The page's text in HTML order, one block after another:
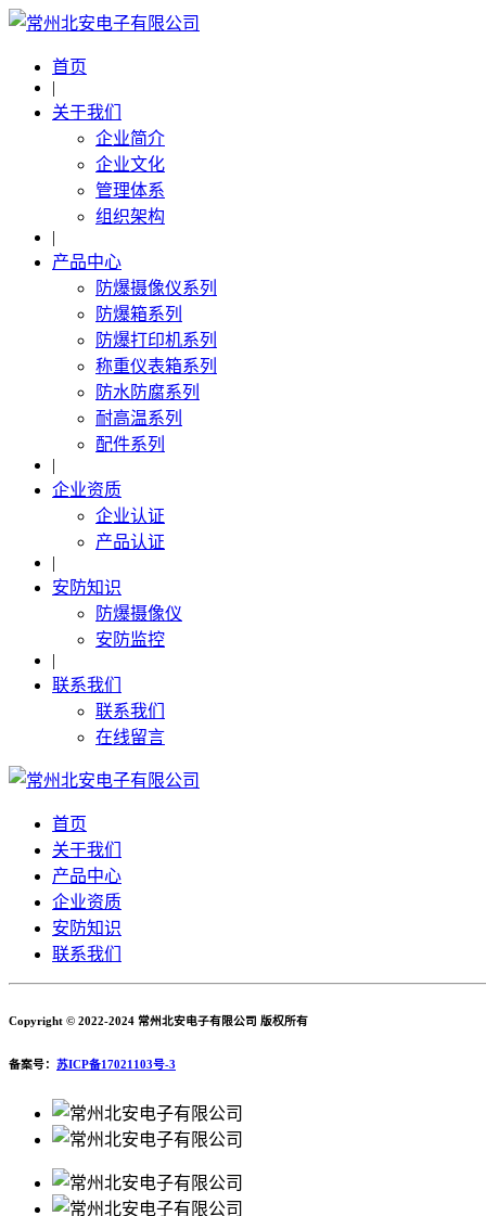
首页
|
关于我们
企业简介
企业文化
管理体系
组织架构
|
产品中心
防爆摄像仪系列
防爆箱系列
防爆打印机系列
称重仪表箱系列
防水防腐系列
耐高温系列
配件系列
|
企业资质
企业认证
产品认证
|
安防知识
防爆摄像仪
安防监控
|
联系我们
联系我们
在线留言
首页
关于我们
产品中心
企业资质
安防知识
联系我们
Copyright © 2022-2024 常州北安电子有限公司 版权所有
备案号： 苏ICP备17021103号-3